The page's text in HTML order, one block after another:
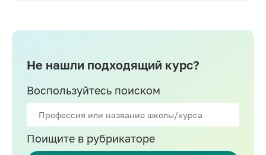
Не нашли подходящий курс?
Воспользуйтесь поиском
Поищите в рубрикаторе